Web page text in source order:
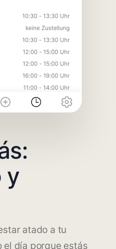
y
atado a tu
día porque estás